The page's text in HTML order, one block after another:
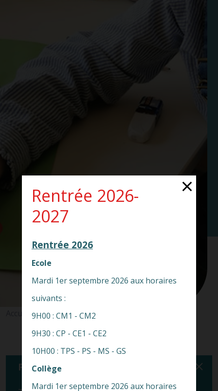
> Actualités > Confirmations
Par catégorie :
Rentrée 2026-
2027
Rentrée 2026
Ecole
Mardi 1er septembre 2026 aux horaires
suivants :
9H00 : CM1 - CM2
9H30 : CP - CE1 - CE2
10H00 : TPS - PS - MS - GS
Collège
Mardi 1er septembre 2026 aux horaires